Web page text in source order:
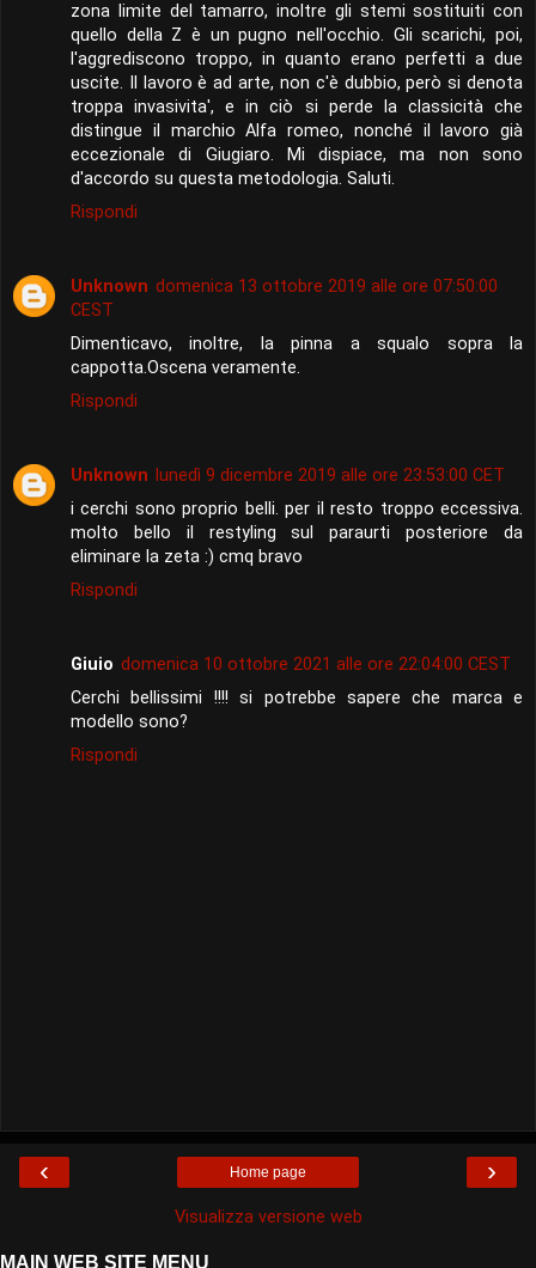
zona limite del tamarro, inoltre gli stemi sostituiti con
quello della Z è un pugno nell'occhio. Gli scarichi, poi,
l'aggrediscono troppo, in quanto erano perfetti a due
uscite. Il lavoro è ad arte, non c'è dubbio, però si denota
troppa invasivita', e in ciò si perde la classicità che
distingue il marchio Alfa romeo, nonché il lavoro già
eccezionale di Giugiaro. Mi dispiace, ma non sono
d'accordo su questa metodologia. Saluti.
Rispondi
Unknown domenica 13 ottobre 2019 alle ore 07:50:00
CEST
Dimenticavo, inoltre, la pinna a squalo sopra la
cappotta.Oscena veramente.
Rispondi
Unknown lunedì 9 dicembre 2019 alle ore 23:53:00 CET
i cerchi sono proprio belli. per il resto troppo eccessiva.
molto bello il restyling sul paraurti posteriore da
eliminare la zeta :) cmq bravo
Rispondi
Giuio domenica 10 ottobre 2021 alle ore 22:04:00 CEST
Cerchi bellissimi !!!! si potrebbe sapere che marca e
modello sono?
Rispondi
‹ ›
Home page
Visualizza versione web
MAIN WEB SITE MENU